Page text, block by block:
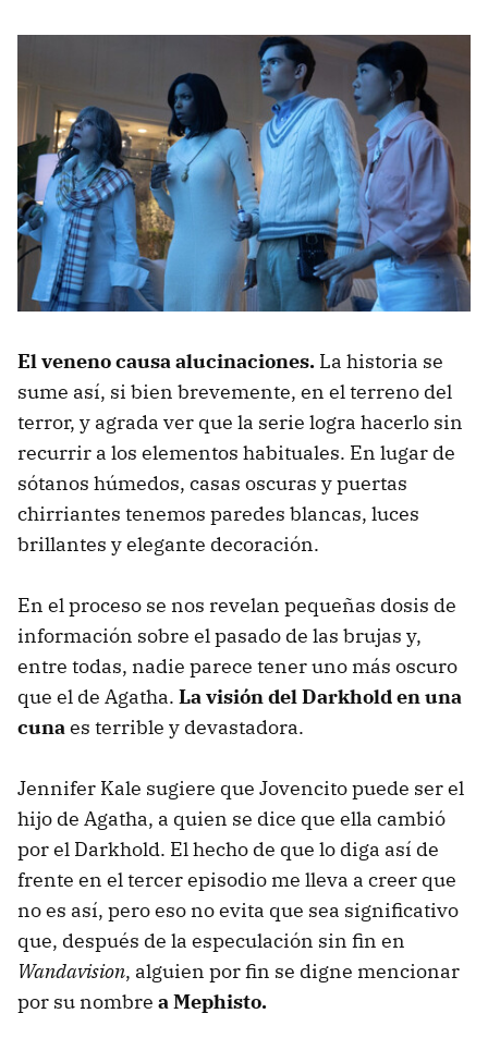
El veneno causa alucinaciones. La historia se
sume así, si bien brevemente, en el terreno del
terror, y agrada ver que la serie logra hacerlo sin
recurrir a los elementos habituales. En lugar de
sótanos húmedos, casas oscuras y puertas
chirriantes tenemos paredes blancas, luces
brillantes y elegante decoración.
En el proceso se nos revelan pequeñas dosis de
información sobre el pasado de las brujas y,
entre todas, nadie parece tener uno más oscuro
que el de Agatha. La visión del Darkhold en una
cunaes terrible y devastadora.
Jennifer Kale sugiere que Jovencito puede ser el
hijo de Agatha, a quien se dice que ella cambió
por el Darkhold. El hecho de que lo diga así de
frente en el tercer episodio me lleva a creer que
no es así, pero eso no evita que sea significativo
que, después de la especulación sin fin en
Wandavision, alguien por fin se digne mencionar
por su nombre a Mephisto.